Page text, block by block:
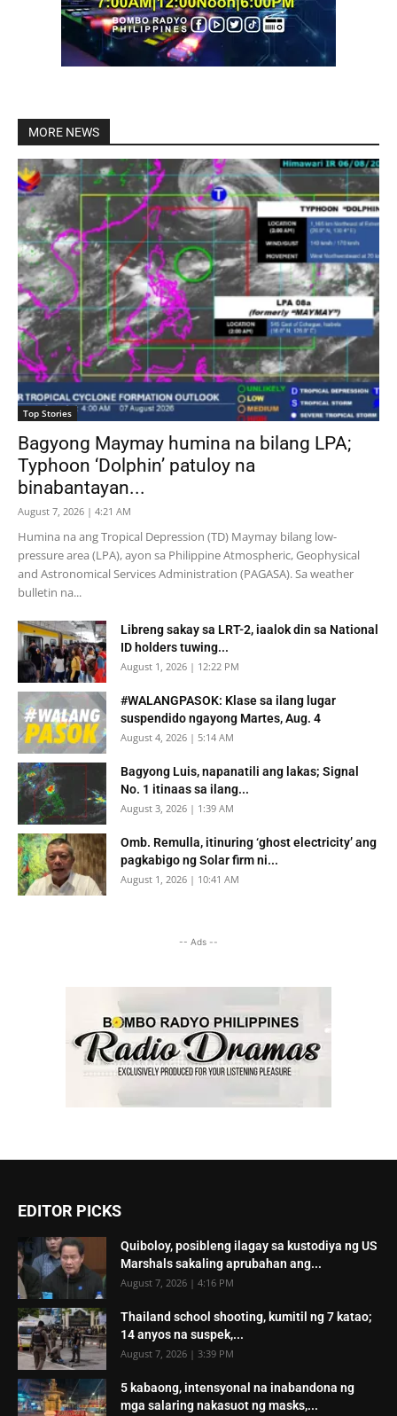
MORE NEWS
Top Stories
Bagyong Maymay humina na bilang LPA;
Typhoon ‘Dolphin’ patuloy na
binabantayan...
August 7, 2026 | 4:21 AM
Humina na ang Tropical Depression (TD) Maymay bilang low-
pressure area (LPA), ayon sa Philippine Atmospheric, Geophysical
and Astronomical Services Administration (PAGASA). Sa weather
bulletin na...
Libreng sakay sa LRT-2, iaalok din sa National
ID holders tuwing...
August 1, 2026 | 12:22 PM
#WALANGPASOK: Klase sa ilang lugar
suspendido ngayong Martes, Aug. 4
August 4, 2026 | 5:14 AM
Bagyong Luis, napanatili ang lakas; Signal
No. 1 itinaas sa ilang...
August 3, 2026 | 1:39 AM
Omb. Remulla, itinuring ‘ghost electricity’ ang
pagkabigo ng Solar firm ni...
August 1, 2026 | 10:41 AM
-- Ads --
EDITOR PICKS
Quiboloy, posibleng ilagay sa kustodiya ng US
Marshals sakaling aprubahan ang...
August 7, 2026 | 4:16 PM
Thailand school shooting, kumitil ng 7 katao;
14 anyos na suspek,...
August 7, 2026 | 3:39 PM
5 kabaong, intensyonal na inabandona ng
mga salaring nakasuot ng masks,...